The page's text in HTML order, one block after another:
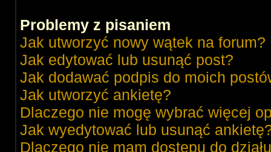
Problemy z pisaniem
Jak utworzyć nowy wątek na forum?
Jak edytować lub usunąć post?
Jak dodawać podpis do moich
Jak utworzyć ankietę?
Dlaczego nie mogę wybrać więcej
Jak wyedytować lub usunąć
Dlaczego nie mam dostępu do